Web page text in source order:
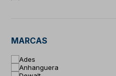
MARCAS
Ades
Anhanguera